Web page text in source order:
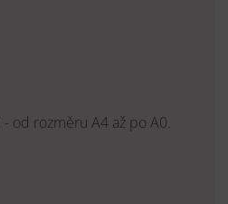
od rozměru A4 až po A0.